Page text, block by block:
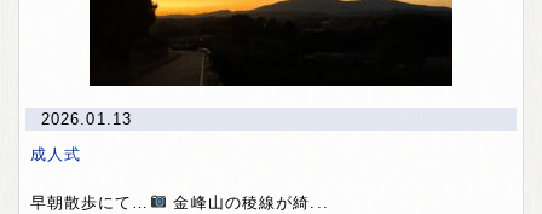
2026.01.13
成人式
早朝散歩にて… 金峰山の稜線が綺...